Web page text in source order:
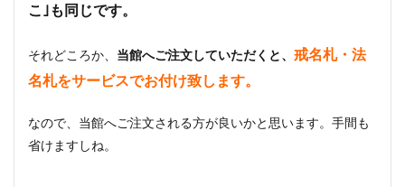
こ｣も同じです。
それどころか、 当館へご注文していただくと、 戒名札・法
名札をサービスでお付け致します。
なので、当館へご注文される方が良いかと思います。手間も
省けますしね。